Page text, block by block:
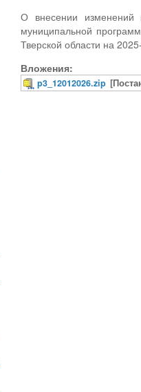
О внесении изменений
муниципальной
Тверской области на
Вложения:
p3_12012026.zip